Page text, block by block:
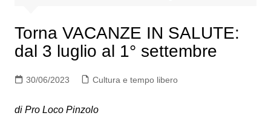
Torna VACANZE IN SALUTE:
dal 3 luglio al 1° settembre
30/06/2023 Cultura e tempo libero
di Pro Loco Pinzolo